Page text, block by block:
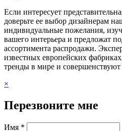
Если интересует
доверьте ее выбор дизайнерам
индивидуальные пожелания,
вашего интерьера и предложат
ассортимента распродажи.
известных европейских
тренды в мире и совершенствуют
×
Перезвоните мне
Имя *